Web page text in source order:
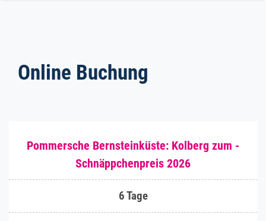
Online Buchung
Pommersche Bernsteinküste: Kolberg zum ­
Schnäppchenpreis 2026
6 Tage